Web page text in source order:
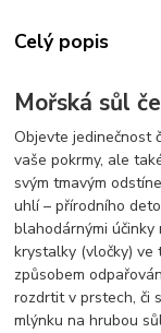
Celý popis
Mořská sůl
Objevte jedinečnost
vaše pokrmy, ale
svým tmavým
uhlí – přírodního
blahodárnými
krystalky (vločky) ve
způsobem
rozdrtit v prstech, či
mlýnku na hrubou